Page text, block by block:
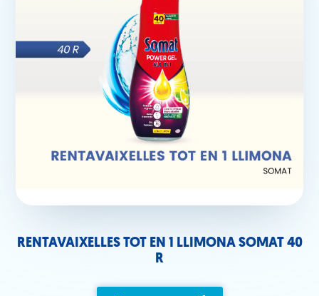
RENTAVAIXELLES TOT EN 1 LLIMONA SOMAT 40
R